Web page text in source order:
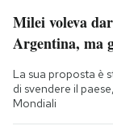
Milei voleva
Argentina, ma
La sua proposta è
di svendere il
Mondiali